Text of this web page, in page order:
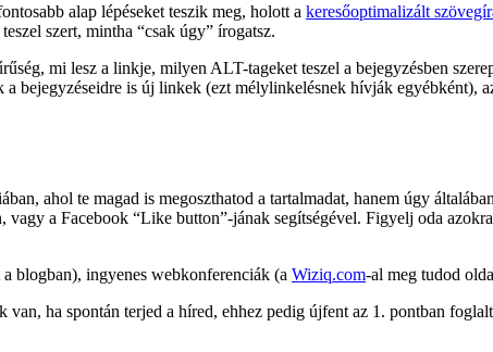
alap lépéseket teszik meg, holott a keresőoptimalizált
szert, mintha “csak úgy” írogatsz.
mi lesz a linkje, milyen ALT-tageket teszel a bejegyzésben
bejegyzéseidre is új linkek (ezt mélylinkelésnek hívják egyébként),
ahol te magad is megoszthatod a tartalmadat, hanem úgy
a Facebook “Like button”-jának segítségével. Figyelj oda
blogban), ingyenes webkonferenciák (a Wiziq.com-al meg tudod
ha spontán terjed a híred, ehhez pedig újfent az 1. pontban